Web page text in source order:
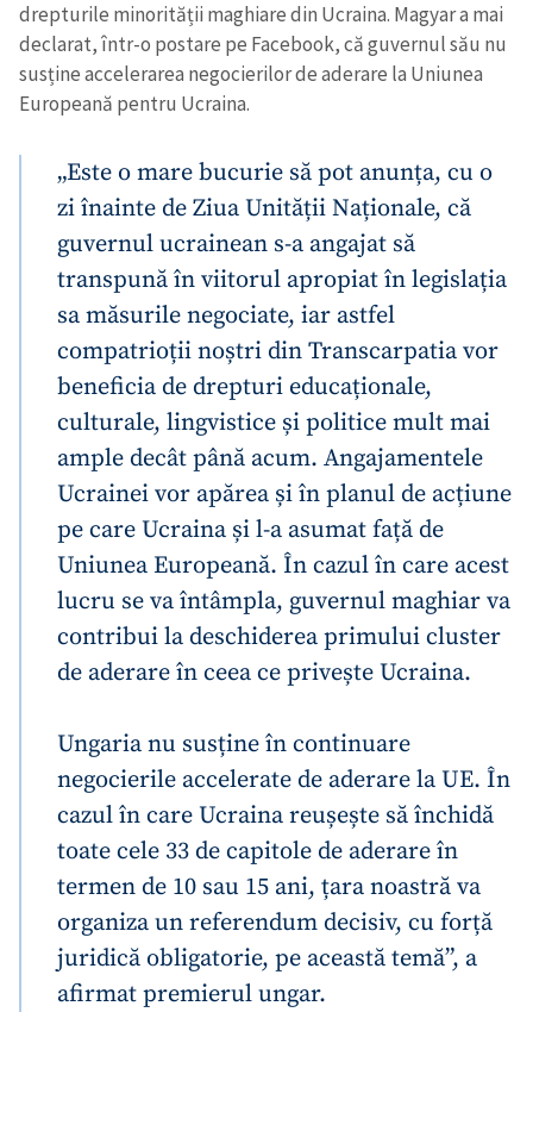
drepturile minorității maghiare din Ucraina. Magyar a mai
declarat, într-o postare pe Facebook, că guvernul său nu
susține accelerarea negocierilor de aderare la Uniunea
Europeană pentru Ucraina.
„Este o mare bucurie să pot anunța, cu o
zi înainte de Ziua Unității Naționale, că
guvernul ucrainean s-a angajat să
transpună în viitorul apropiat în legislația
sa măsurile negociate, iar astfel
compatrioții noștri din Transcarpatia vor
beneficia de drepturi educaționale,
culturale, lingvistice și politice mult mai
ample decât până acum. Angajamentele
Ucrainei vor apărea și în planul de acțiune
pe care Ucraina și l-a asumat față de
Uniunea Europeană. În cazul în care acest
lucru se va întâmpla, guvernul maghiar va
contribui la deschiderea primului cluster
de aderare în ceea ce privește Ucraina.
Ungaria nu susține în continuare
negocierile accelerate de aderare la UE. În
cazul în care Ucraina reușește să închidă
toate cele 33 de capitole de aderare în
termen de 10 sau 15 ani, țara noastră va
organiza un referendum decisiv, cu forță
juridică obligatorie, pe această temă”, a
afirmat premierul ungar.